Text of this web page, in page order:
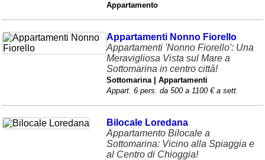
Appartamento
Appartamenti Nonno Fiorello
Appartamenti 'Nonno Fiorello': Una
Meravigliosa Vista sul Mare a
Sottomarina in centro città!
Sottomarina | Appartamenti
Appart. 6 pers. da 500 a 1100 € a sett.
Bilocale Loredana
Appartamento Bilocale a
Sottomarina: Vicino alla Spiaggia e
al Centro di Chioggia!